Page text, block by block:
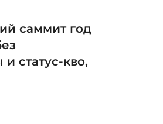
саммит год
статус-кво,